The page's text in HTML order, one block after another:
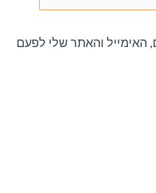
והאתר שלי לפעם